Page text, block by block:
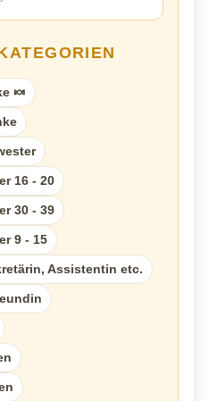
🍬
16 - 20
30 - 39
9 - 15
Assistentin etc.